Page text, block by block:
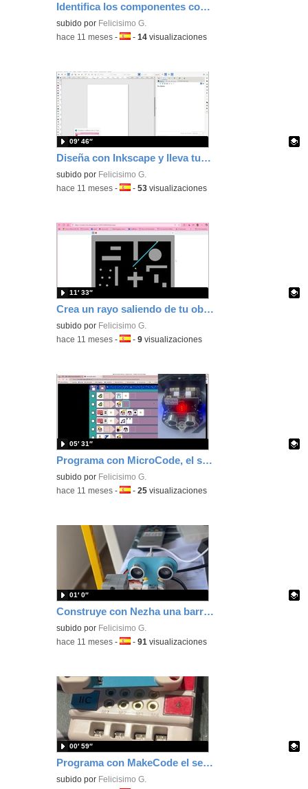
Identifica los componentes con pegatinas usando la Cricut diseñando con Inkscape
Contenido educativo.
subido por Felicisimo G.
-hace 11 meses -Idioma:
-14 visualizaciones
Diseña con Inkscape y lleva tus trabajos a Cricut para hacer pegatinas
Contenido educativo.
subido por Felicisimo G.
09′ 46″
-hace 11 meses -Idioma:
-53 visualizaciones
Crea un rayo saliendo de tu objeto al programar con Scratch usando los bloques
Contenido educativo.
subido por Felicisimo G.
11′ 33″
-hace 11 meses -Idioma:
-9 visualizaciones
Programa con MicroCode, el sensor de distancia de tu microbit usando la consola Kittenbot
Contenido educativo.
subido por Felicisimo G.
05′ 31″
-hace 11 meses -Idioma:
-25 visualizaciones
Construye con Nezha una barrera de parking con sensor de movimiento y aviso sonoro programando con MakeCode
Contenido educativo.
subido por Felicisimo G.
01′ 0″
-hace 11 meses -Idioma:
-91 visualizaciones
Programa con MakeCode el sensor de gestos de Nezha conectado al puerto IIC.
Contenido educativo.
subido por Felicisimo G.
00′ 59″